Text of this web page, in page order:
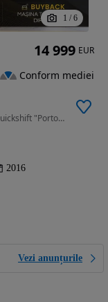
1 / 6
1999 cm3 • 180 CP • Jaguar F-Pace D180 AWD Quickshift "Portofolio"
2016
Vezi anunțurile
14 999 EUR
Conform mediei